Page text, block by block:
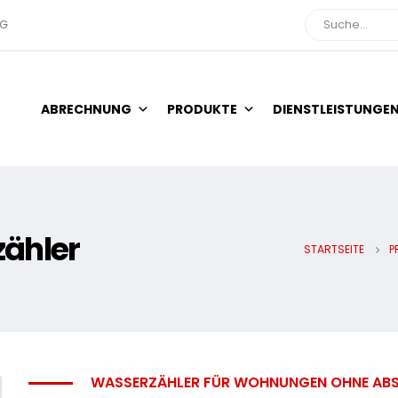
Suche
ABRECHNUNG PRODUKTE
STARTSEITE
WASSERZÄHLER FÜR WOHNUNGEN OHNE